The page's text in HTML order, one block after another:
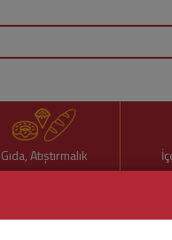
Gıda, Atıştırmalık